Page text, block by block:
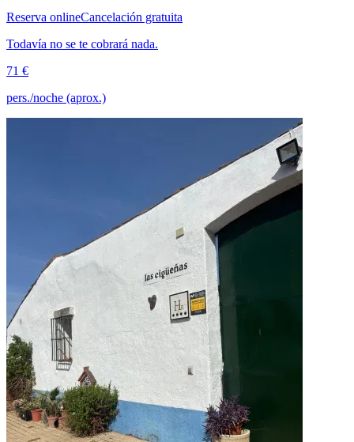
Reserva onlineCancelación gratuita
Todavía no se te cobrará nada.
71 €
pers./noche (aprox.)